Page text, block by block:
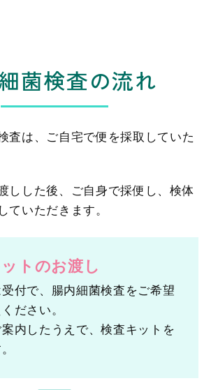
菌検査の流れ
査は、ご自宅で便を採取していた
しした後、ご自身で採便し、検体
ていただきます。
トのお渡し
付で、腸内細菌検査をご希望
ださい。
内したうえで、検査キットを